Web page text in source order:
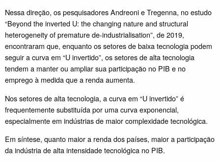
Nessa direção, os pesquisadores Andreoni e Tregenna, no estudo
“Beyond the inverted U: the changing nature and structural
heterogeneity of premature de-industrialisation”, de 2019,
encontraram que, enquanto os setores de baixa tecnologia podem
seguir a curva em “U invertido”, os setores de alta tecnologia
tendem a manter ou ampliar sua participação no PIB e no
emprego à medida que a renda aumenta.
Nos setores de alta tecnologia, a curva em “U invertido” é
frequentemente substituída por uma curva exponencial,
especialmente em indústrias de maior complexidade tecnológica.
Em síntese, quanto maior a renda dos países, maior a participação
da indústria de alta intensidade tecnológica no PIB.